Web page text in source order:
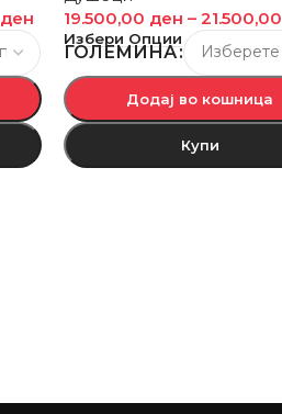
ден
19.500,00 ден – 21.500,00
Избери Опции
ГОЛЕМИНА
Додај во кошница
Купи